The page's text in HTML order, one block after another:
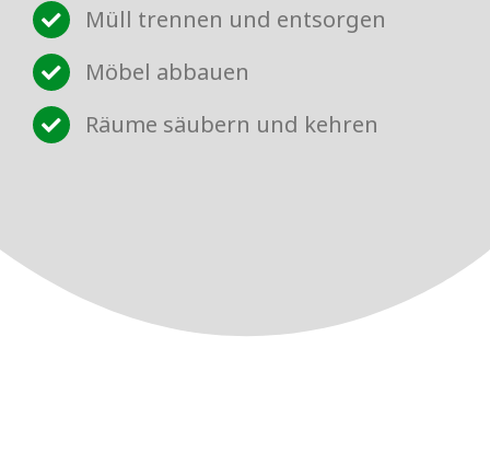
Müll trennen und entsorgen
Möbel abbauen
Räume säubern und kehren